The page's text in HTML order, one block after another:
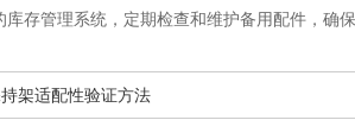
存管理系统，定期检查和维护备用配件，确保
架适配性验证方法